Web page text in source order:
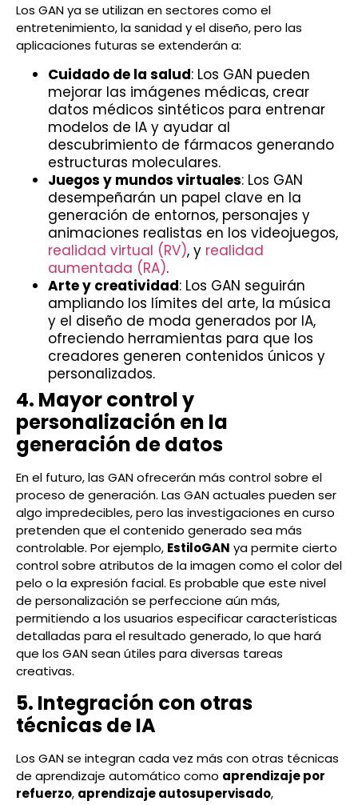
Los GAN ya se utilizan en sectores como el
entretenimiento, la sanidad y el diseño, pero las
aplicaciones futuras se extenderán a:
Cuidado de la salud: Los GAN pueden
mejorar las imágenes médicas, crear
datos médicos sintéticos para entrenar
modelos de IA y ayudar al
descubrimiento de fármacos generando
estructuras moleculares.
Juegos y mundos virtuales: Los GAN
desempeñarán un papel clave en la
generación de entornos, personajes y
animaciones realistas en los videojuegos,
realidad virtual (RV), y realidad
aumentada (RA).
Arte y creatividad: Los GAN seguirán
ampliando los límites del arte, la música
y el diseño de moda generados por IA,
ofreciendo herramientas para que los
creadores generen contenidos únicos y
personalizados.
4. Mayor control y
personalización en la
generación de datos
En el futuro, las GAN ofrecerán más control sobre el
proceso de generación. Las GAN actuales pueden ser
algo impredecibles, pero las investigaciones en curso
pretenden que el contenido generado sea más
controlable. Por ejemplo, EstiloGAN ya permite cierto
control sobre atributos de la imagen como el color del
pelo o la expresión facial. Es probable que este nivel
de personalización se perfeccione aún más,
permitiendo a los usuarios especificar características
detalladas para el resultado generado, lo que hará
que los GAN sean útiles para diversas tareas
creativas.
5. Integración con otras
técnicas de IA
Los GAN se integran cada vez más con otras técnicas
de aprendizaje automático como aprendizaje por
refuerzo, aprendizaje autosupervisado,